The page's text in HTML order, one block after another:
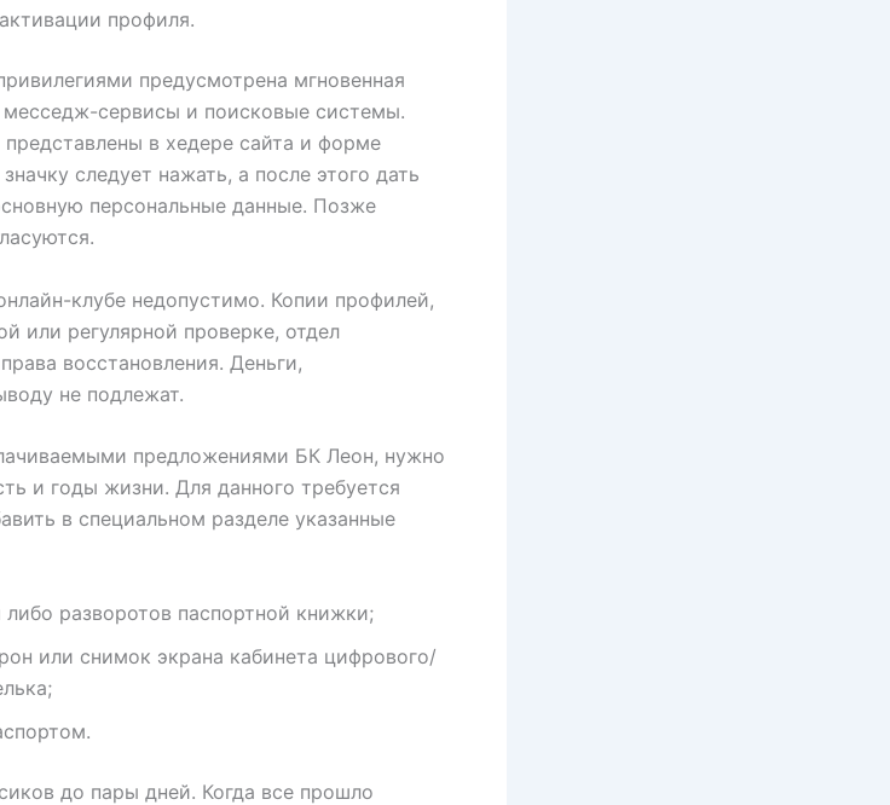
профиля.
предусмотрена мгновенная
месседж-сервисы и поисковые системы.
в хедере сайта и форме
следует нажать, а после этого дать
персональные данные. Позже
клубе недопустимо. Копии профилей,
или регулярной проверке, отдел
восстановления. Деньги,
не подлежат.
предложениями БК Леон, нужно
и годы жизни. Для данного требуется
в специальном разделе указанные
разворотов паспортной книжки;
или снимок экрана кабинета цифрового/
до пары дней. Когда все прошло